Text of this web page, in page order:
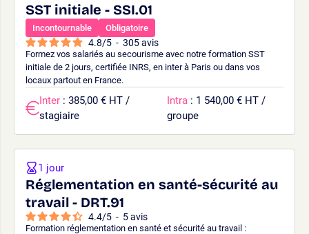
SST initiale - SSI.01
Incontournable Obligatoire
4.8/5 - 305avis
Formez vos salariés au secourisme avec notre formation SST
initiale de 2 jours, certifiée INRS, en inter à Paris ou dans vos
locaux partout en France.
Inter : 385,00 € HT /
stagiaire
Intra : 1 540,00 € HT /
groupe
Réglementation en santé-sécurité au
travail - DRT.91
4.4/5 - 5avis
Formation réglementation en santé et sécurité au travail :
1 jour